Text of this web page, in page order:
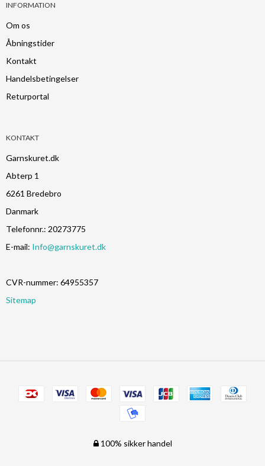
INFORMATION
Om os
Åbningstider
Kontakt
Handelsbetingelser
Returportal
KONTAKT
Garnskuret.dk
Abterp 1
6261 Bredebro
Danmark
Telefonnr.: 20273775
E-mail: Info@garnskuret.dk
CVR-nummer: 64955357
Sitemap
100% sikker handel